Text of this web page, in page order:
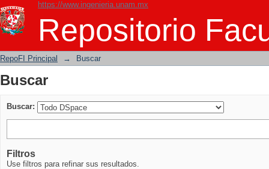
https://www.ingenieria.unam.mx
Repositorio
Buscar
RepoFI Principal → Buscar
Buscar
Buscar:
Filtros
Use filtros para refinar sus resultados.